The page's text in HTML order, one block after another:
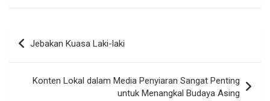
Navigasi
pos
Jebakan Kuasa Laki-laki
Konten Lokal dalam Media Penyiaran Sangat Penting
untuk Menangkal Budaya Asing